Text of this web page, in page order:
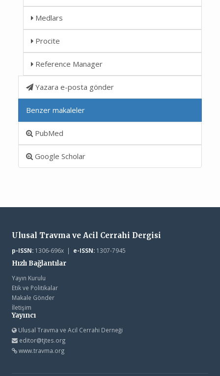
Medlars
Procite
Reference Manager
Yazara e-posta gönder
Benzer makaleler
PubMed
Google Scholar
Ulusal Travma ve Acil Cerrahi Dergisi
p-ISSN:1306-696x | e-ISSN:1307-7945
Hızlı Bağlantılar
Yayın Kurulu
Etik ve Politikalar
Makale Gönder
İletişim
Yayıncı
Ulusal Travma ve Acil Cerrahi Derneği
editor@tjtes.org
www.travma.org